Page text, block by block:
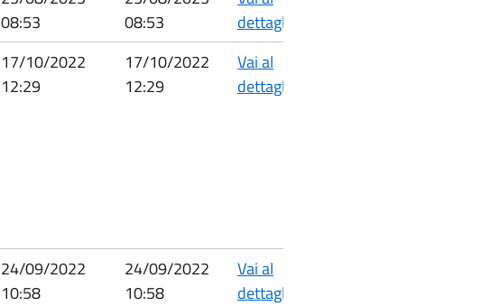
08:53
08:53
dettaglio
17/10/2022
12:29
17/10/2022
12:29
Vai al
dettaglio
24/09/2022
10:58
24/09/2022
10:58
Vai al
dettaglio